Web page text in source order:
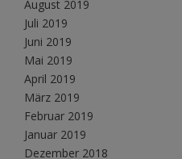
August 2019
Juli 2019
Juni 2019
Mai 2019
April 2019
März 2019
Februar 2019
Januar 2019
Dezember 2018